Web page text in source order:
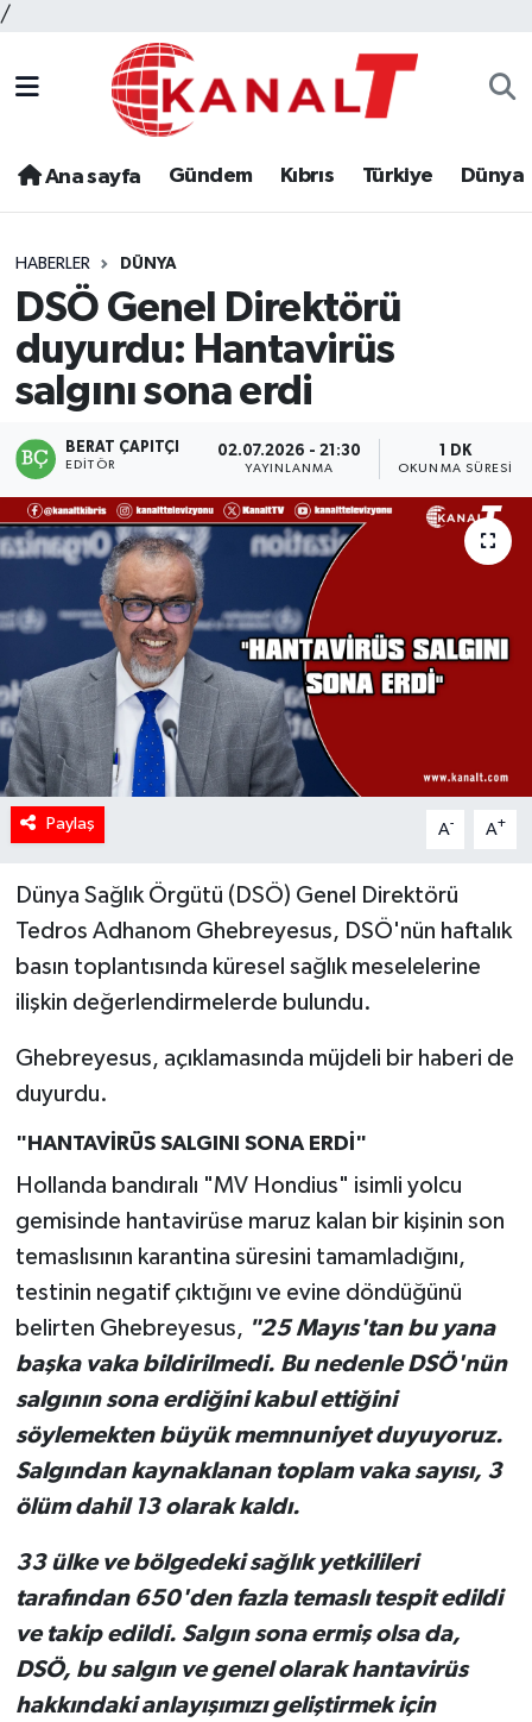
/
Ana sayfa Gündem Kıbrıs Türkiye Dünya
HABERLER DÜNYA
DSÖ Genel Direktörü
duyurdu: Hantavirüs
salgını sona erdi
BERAT ÇAPITÇI
EDITÖR
02.07.2026 - 21:30
YAYINLANMA
1 DK
OKUNMA SÜRESI
Paylaş A- A+
Dünya Sağlık Örgütü (DSÖ) Genel Direktörü
Tedros Adhanom Ghebreyesus, DSÖ'nün haftalık
basın toplantısında küresel sağlık meselelerine
ilişkin değerlendirmelerde bulundu.
Ghebreyesus, açıklamasında müjdeli bir haberi de
duyurdu.
"HANTAVİRÜS SALGINI SONA ERDİ"
Hollanda bandıralı "MV Hondius" isimli yolcu
gemisinde hantavirüse maruz kalan bir kişinin son
temaslısının karantina süresini tamamladığını,
testinin negatif çıktığını ve evine döndüğünü
belirten Ghebreyesus, "25 Mayıs'tan bu yana
başka vaka bildirilmedi. Bu nedenle DSÖ'nün
salgının sona erdiğini kabul ettiğini
söylemekten büyük memnuniyet duyuyoruz.
Salgından kaynaklanan toplam vaka sayısı, 3
ölüm dahil 13 olarak kaldı.
33 ülke ve bölgedeki sağlık yetkilileri
tarafından 650'den fazla temaslı tespit edildi
ve takip edildi. Salgın sona ermiş olsa da,
DSÖ, bu salgın ve genel olarak hantavirüs
hakkındaki anlayışımızı geliştirmek için